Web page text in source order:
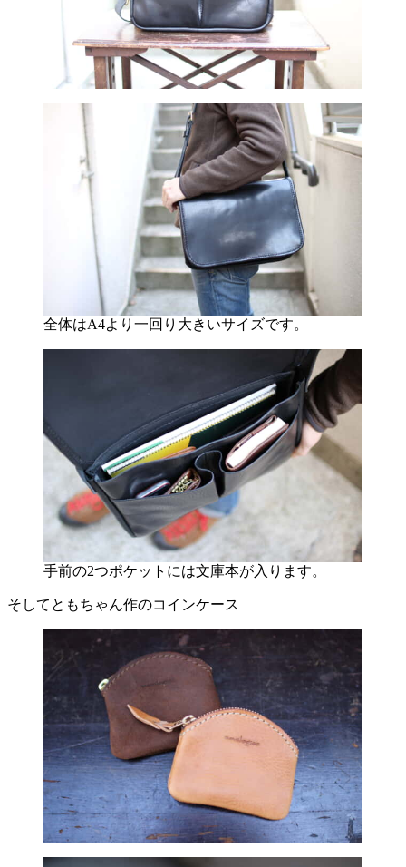
全体はA4より一回り大きいサイズです。
手前の2つポケットには文庫本が入ります。
そしてともちゃん作のコインケース